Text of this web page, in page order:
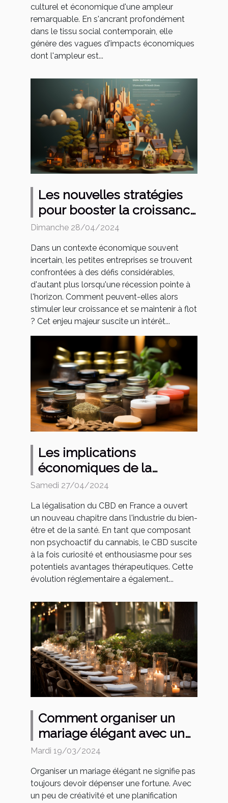
culturel et économique d'une ampleur
remarquable. En s'ancrant profondément
dans le tissu social contemporain, elle
génère des vagues d'impacts économiques
dont l'ampleur est...
Les nouvelles stratégies
pour booster la croissance
des petites entreprises en
période de récession
Dimanche 28/04/2024
Dans un contexte économique souvent
incertain, les petites entreprises se trouvent
confrontées à des défis considérables,
d'autant plus lorsqu'une récession pointe à
l'horizon. Comment peuvent-elles alors
stimuler leur croissance et se maintenir à flot
? Cet enjeu majeur suscite un intérêt...
Les implications
économiques de la
légalisation du CBD en
marché et des
opportunités
d'investissement
Samedi 27/04/2024
La légalisation du CBD en France a ouvert
un nouveau chapitre dans l'industrie du bien-
être et de la santé. En tant que composant
non psychoactif du cannabis, le CBD suscite
à la fois curiosité et enthousiasme pour ses
potentiels avantages thérapeutiques. Cette
évolution réglementaire a également...
Comment organiser un
mariage élégant avec un
petit budget
Mardi 19/03/2024
Organiser un mariage élégant ne signifie pas
toujours devoir dépenser une fortune. Avec
un peu de créativité et une planification